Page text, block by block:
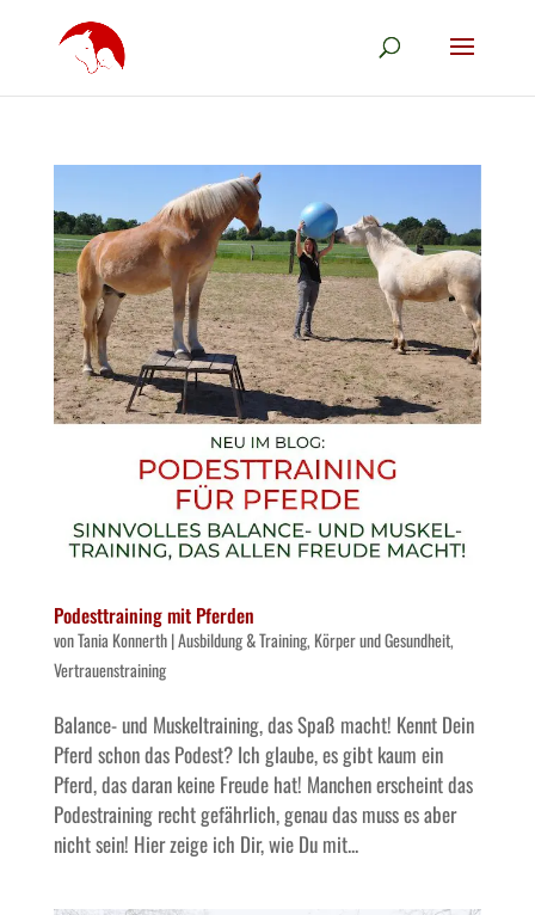
Podesttraining mit Pferden
vonTania Konnerth|Ausbildung & Training, Körper und Gesundheit,
Vertrauenstraining
Balance- und Muskeltraining, das Spaß macht! Kennt Dein
Pferd schon das Podest? Ich glaube, es gibt kaum ein
Pferd, das daran keine Freude hat! Manchen erscheint das
Podestraining recht gefährlich, genau das muss es aber
nicht sein! Hier zeige ich Dir, wie Du mit...